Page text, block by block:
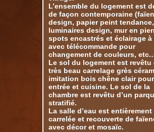
L’ensemble du logement est
de façon contemporaine
design, papier peint tendance,
luminaires design, mur en
spots encastrés et éclairage à
avec télécommande pour
changement de couleurs,
Le sol du logement est revêtu
très beau carrelage grès céram
imitation bois chêne clair
entrée et cuisine. Le sol de la
chambre est revêtu d’un
stratifié.
La salle d’eau est entièrement
carrelée et recouverte de
avec décor et mosaïc.